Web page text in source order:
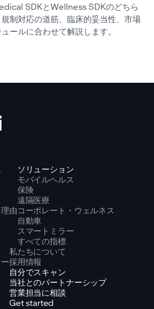
SDKとWellness SDKのどちら
制対応の道筋、臨床的妥当性、市場
ールに合わせて解説します。
由
ソリューション
モバイルヘルス
保険
遠隔医療
コーポレート・ウェルネス
自動車
スマートミラー
すべての指標
私たちについて
採用情報
自分でスキャン
当社とのパートナーシップ
営業担当に相談
Get started